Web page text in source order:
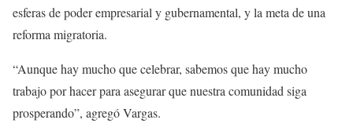
esferas de poder empresarial y gubernamental, y la meta de una
reforma migratoria.
“Aunque hay mucho que celebrar, sabemos que hay mucho
trabajo por hacer para asegurar que nuestra comunidad siga
prosperando”, agregó Vargas.